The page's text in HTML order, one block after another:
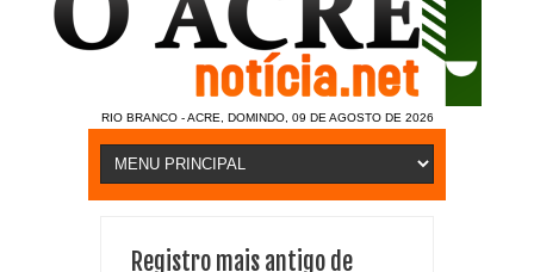
RIO BRANCO - ACRE, DOMINDO, 09 DE AGOSTO DE 2026
Registro mais antigo de